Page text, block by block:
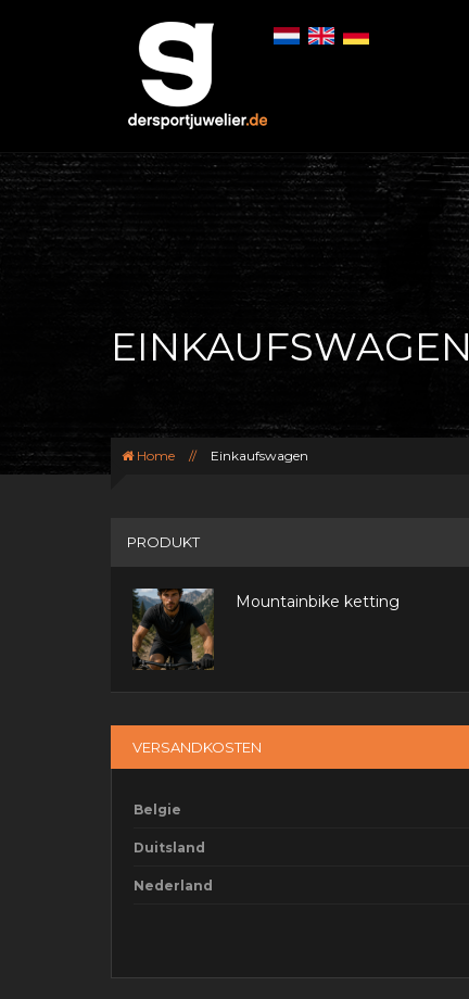
EINKAUFSWAGEN
Home // Einkaufswagen
PRODUKT
Mountainbike ketting
VERSANDKOSTEN
Belgie
Duitsland
Nederland